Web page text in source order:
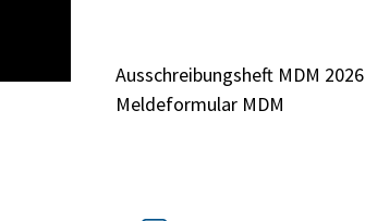
Ausschreibungsheft MDM 2026
Meldeformular MDM